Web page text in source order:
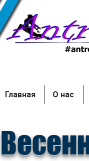
Главная О нас